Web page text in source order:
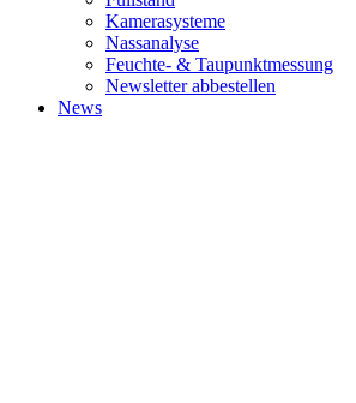
Kamerasysteme
Nassanalyse
Feuchte- & Taupunktmessung
Newsletter abbestellen
News